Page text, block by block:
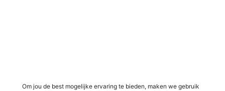
Om jou de best mogelijke ervaring te bieden, maken we gebruik
Vacatures in Varsseveld